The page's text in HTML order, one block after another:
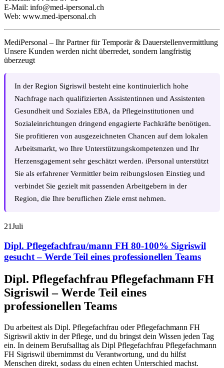
E-Mail: info@med-ipersonal.ch
Web: www.med-ipersonal.ch
MediPersonal – Ihr Partner für Temporär & Dauerstellenvermittlung
Unsere Kunden werden nicht überredet, sondern langfristig
überzeugt
In der Region Sigriswil besteht eine kontinuierlich hohe
Nachfrage nach qualifizierten Assistentinnen und Assistenten
Gesundheit und Soziales EBA, da Pflegeinstitutionen und
Sozialeinrichtungen dringend engagierte Fachkräfte benötigen.
Sie profitieren von ausgezeichneten Chancen auf dem lokalen
Arbeitsmarkt, wo Ihre Unterstützungskompetenzen und Ihr
Herzensgagement sehr geschätzt werden. iPersonal unterstützt
Sie als erfahrener Vermittler beim reibungslosen Einstieg und
verbindet Sie gezielt mit passenden Arbeitgebern in der
Region, die Ihre beruflichen Ziele ernst nehmen.
21Juli
Dipl. Pflegefachfrau/mann FH 80-100% Sigriswil
gesucht – Werde Teil eines professionellen Teams
Dipl. Pflegefachfrau Pflegefachmann FH
Sigriswil – Werde Teil eines
professionellen Teams
Du arbeitest als Dipl. Pflegefachfrau oder Pflegefachmann FH
Sigriswil aktiv in der Pflege, und du bringst dein Wissen jeden Tag
ein. In deinem Berufsalltag als Dipl Pflegefachfrau Pflegefachmann
FH Sigriswil übernimmst du Verantwortung, und du hilfst
Menschen direkt, sodass du einen echten Unterschied machst.